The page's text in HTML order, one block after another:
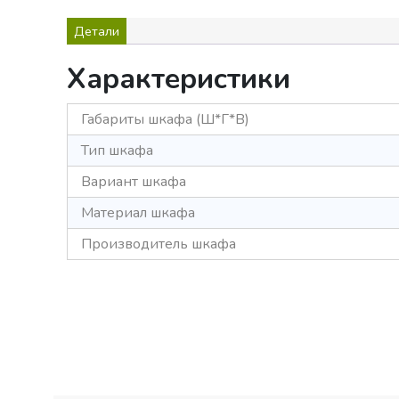
Детали
Характеристики
Габариты шкафа (Ш*Г*В)
Тип шкафа
Вариант шкафа
Материал шкафа
Производитель шкафа